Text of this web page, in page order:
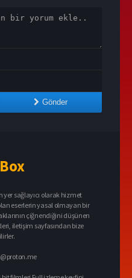
Gönder
Box
yer sağlayıcı olarak hizmet
eserlerin yasal olmayan bir
çiğnendiğini düşünen
iletişim sayfasından bize